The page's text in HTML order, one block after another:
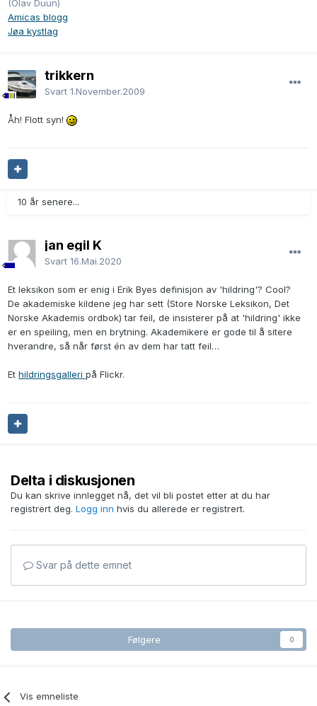
(Olav Duun)
Amicas blogg
Jøa kystlag
trikkern
Svart 1.November.2009
Åh! Flott syn!
10 år senere...
jan egil K
Svart 16.Mai.2020
Et leksikon som er enig i Erik Byes definisjon av 'hildring'? Cool?
De akademiske kildene jeg har sett (Store Norske Leksikon, Det
Norske Akademis ordbok) tar feil, de insisterer på at 'hildring' ikke
er en speiling, men en brytning. Akademikere er gode til å sitere
hverandre, så når først én av dem har tatt feil…
Et hildringsgalleri på Flickr.
Delta i diskusjonen
Du kan skrive innlegget nå, det vil bli postet etter at du har
registrert deg. Logg inn hvis du allerede er registrert.
Svar på dette emnet
Følgere 0
Vis emneliste